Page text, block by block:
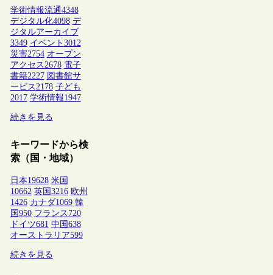
学術情報流通4348
デジタル化4098 デ
ジタルアーカイブ
3349 イベント 3012
災害2754 オープン
アクセス2678 電子
書籍2227 図書館サ
ービス2178 子ども
2017 学術情報1947
続きを見る
キーワードから検
索（国・地域）
日本19628 米国
10662 英国 3216 欧州
1426 カナダ1069 韓
国 950 フランス 720
ドイツ681 中国 638
オーストラリア599
続きを見る